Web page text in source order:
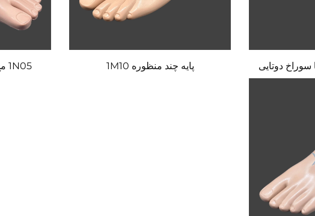
پایه چند منظوره 1M10 1N05 مچ پای ثابت با انگشتان پا